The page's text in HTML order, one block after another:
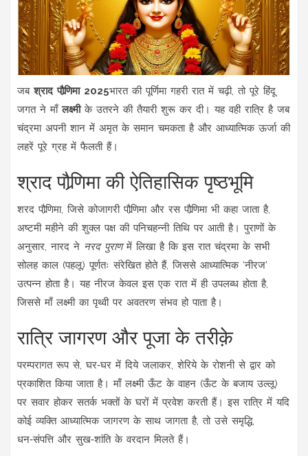
जबश्राद पौर्‍णिमा 2025भारतकी पूर्णिमा गहरी रात में चढ़ी, तो पूरे हिंदू
जगत ने माँलक्ष्मीके उतरने की तैयारी शुरू कर दी। यह वही रात्रि है जब
चंद्रमा अपनी शान में अमृत के समान चमकता है और आध्यात्मिक ऊर्जा की
लहरें पूरे ग्रह में फैलती हैं।
श्राद पौर्‍णिमा की ऐतिहासिक पृष्ठभूमि
शरद पौर्‍णिमा, जिसे कोजागरी पौर्‍णिमा और रस पौर्‍णिमा भी कहा जाता है,
अष्टमी महीने की शुक्ल पक्ष की पनिचहन्नी तिथि पर आती है। पुराणों के
अनुसार,नारद ने नरद पुराणमें लिखा है कि इस रात चंद्रमा के सभी
सोलह काल (पहलू) पूर्णतः संरेखित होते हैं, जिससे आध्यात्मिक ‘नीरज’
उत्पन्न होता है। यह नीरज केवल इस एक रात में ही उपलब्ध होता है,
जिससे माँ लक्ष्मी का पृथ्वी पर अवतरण संभव हो पाता है।
रात्रि जागरण और पूजा के तरीक़े
परम्परागत रूप से, घर‑घर में दिये जलाकर, शेरिये के रोशनी से द्वार को
प्रकाशित किया जाता है। माँ लक्ष्मीऊँट के वाहन (ऊँट के बजाय उल्लू)
पर सवार होकर सतर्क भक्तों के घरों में प्रवेश करती हैं। इस रात्रि में यदि
कोई व्यक्ति आध्यात्मिक जागरण के साथ जागता है, तो उसे समृद्धि,
धन‑संपत्ति और सुख‑शांति के वरदान मिलते हैं।